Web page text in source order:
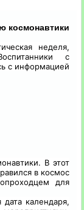
космонавтики
неделя,
c
с информацией
В этот
в космос
для
календаря,